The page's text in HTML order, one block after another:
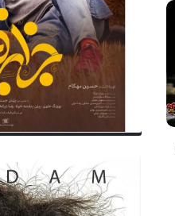
وفات
درگذشت!